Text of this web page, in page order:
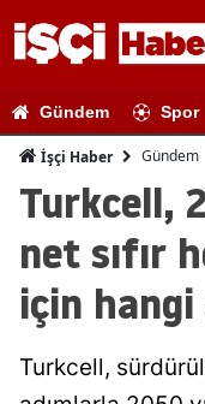
Gündem Spor
İşçi Haber Gündem
Turkcell,
net sıfır
için hangi
Turkcell,